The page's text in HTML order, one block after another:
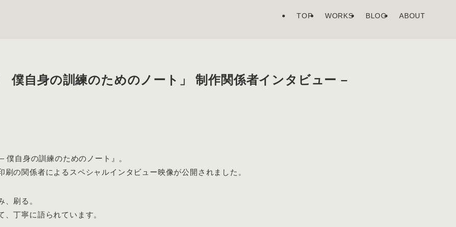
TOP WORKS BLOG ABOUT
僕自身の訓練のためのノート」 制作関係者インタビュー –
自身の訓練のためのノート』。
の関係者によるスペシャルインタビュー映像が公開されました。
刷る。
丁寧に語られています。